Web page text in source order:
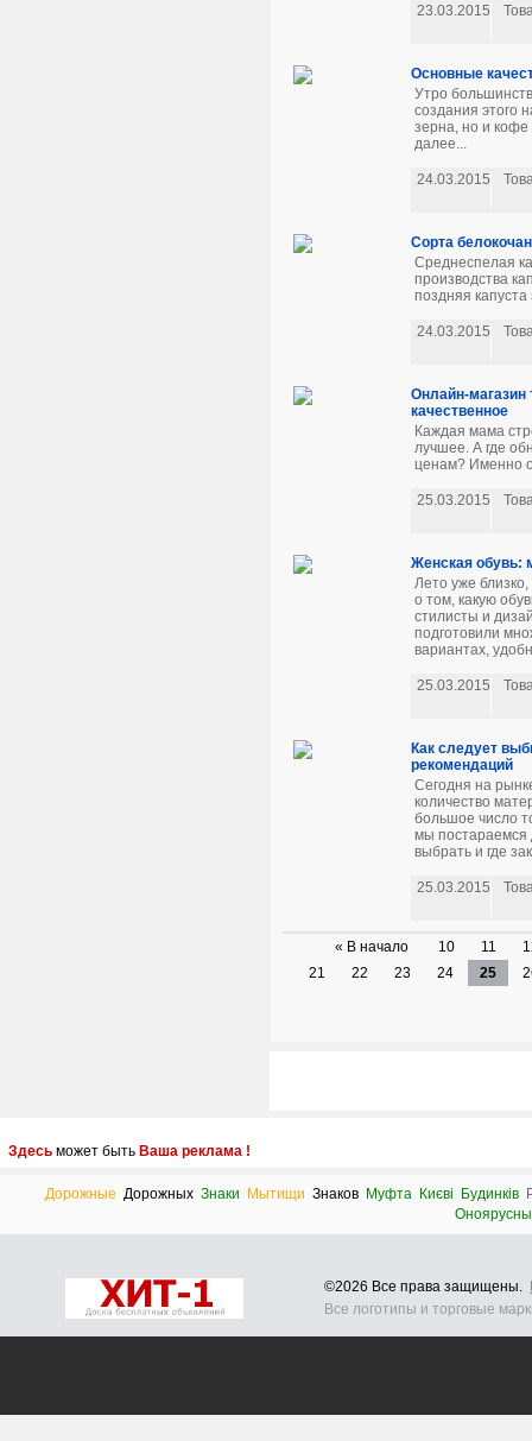
23.03.2015
Основные
Утро
создания этого
зерна, но и кофе
далее...
24.03.2015
Сорта
Среднеспелая
производства
поздняя
24.03.2015
Онлайн-магазин
качественное
Каждая мама
лучшее. А где
ценам? Именно
25.03.2015
Женская обувь:
Лето уже
о том, какую
стилисты и
подготовили
вариантах,
25.03.2015
Как следует
рекомендаций
Сегодня на
количество
большое число
мы постараемся
выбрать и где
25.03.2015
« В начало 10 11
21
22 23 24 25
Здесь может быть Ваша реклама !
Дорожные Дорожных Знаки Мытищи Знаков Муфта Києві Будинків
©2026 Все права защищены.
Все логотипы и торговые